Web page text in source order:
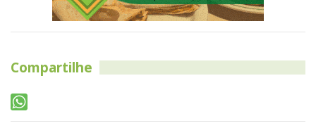
Compartilhe